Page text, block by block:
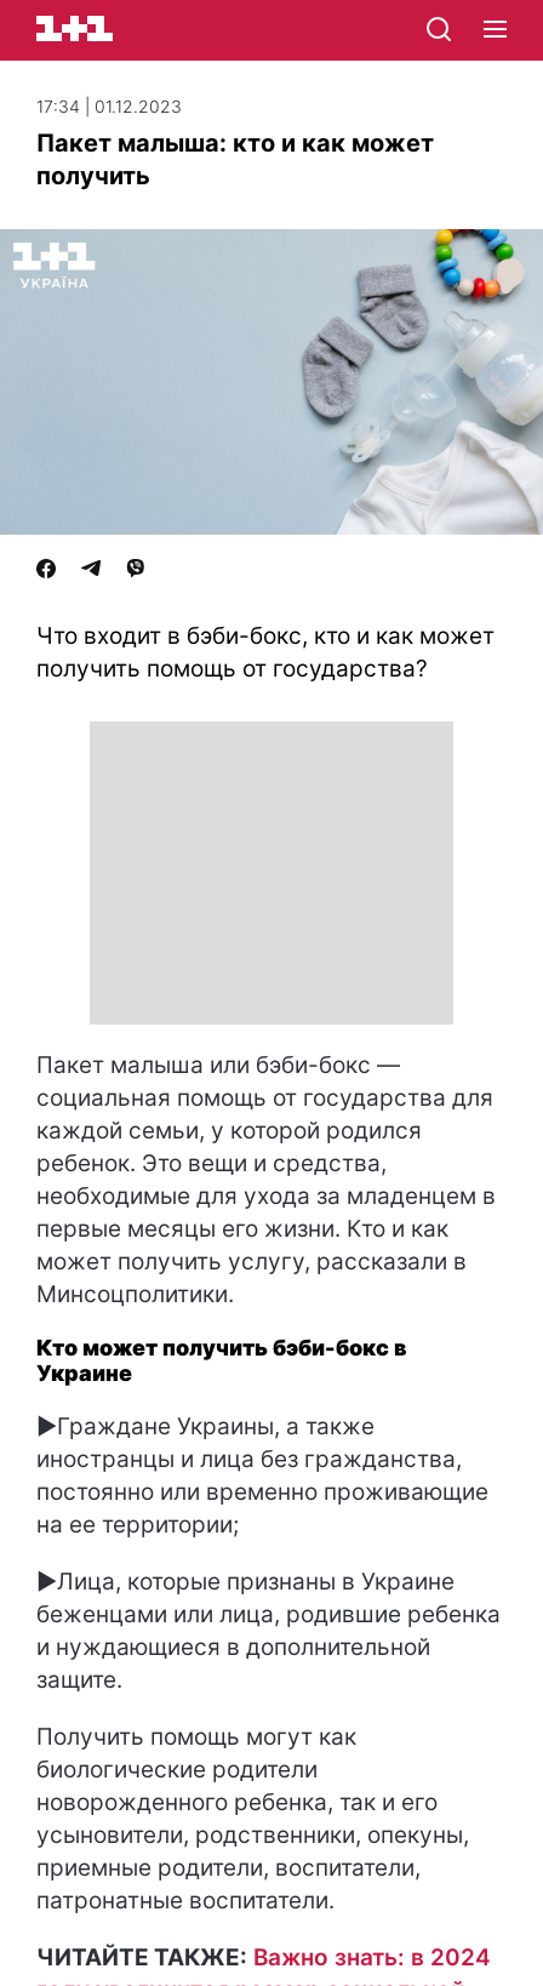
17:34 | 01.12.2023
Пакет малыша: кто и как может
получить
Что входит в бэби-бокс, кто и как может
получить помощь от государства?
Пакет малыша или бэби-бокс —
социальная помощь от государства для
каждой семьи, у которой родился
ребенок. Это вещи и средства,
необходимые для ухода за младенцем в
первые месяцы его жизни. Кто и как
может получить услугу, рассказали в
Минсоцполитики.
Кто может получить бэби-бокс в
Украине
►Граждане Украины, а также
иностранцы и лица без гражданства,
постоянно или временно проживающие
на ее территории;
►Лица, которые признаны в Украине
беженцами или лица, родившие ребенка
и нуждающиеся в дополнительной
защите.
Получить помощь могут как
биологические родители
новорожденного ребенка, так и его
усыновители, родственники, опекуны,
приемные родители, воспитатели,
патронатные воспитатели.
ЧИТАЙТЕ ТАКЖЕ: Важно знать: в 2024